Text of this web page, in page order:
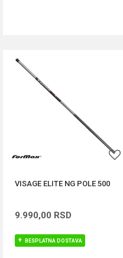
VISAGE ELITE NG POLE 500
9.990,00 RSD
BESPLATNA DOSTAVA